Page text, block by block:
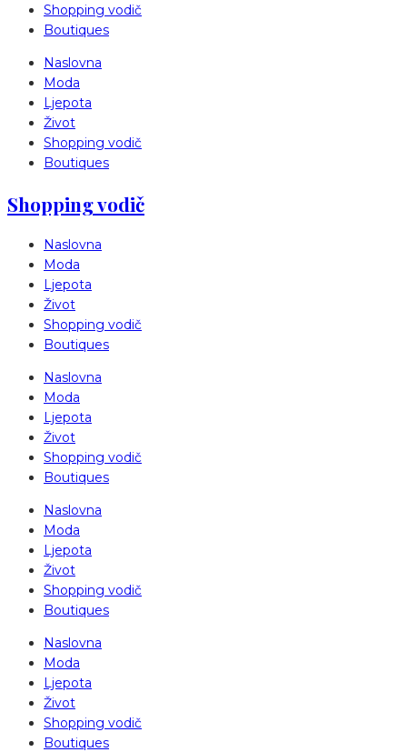
Shopping vodič
Boutiques
Naslovna
Moda
Ljepota
Život
Shopping vodič
Boutiques
Shopping vodič
Naslovna
Moda
Ljepota
Život
Shopping vodič
Boutiques
Naslovna
Moda
Ljepota
Život
Shopping vodič
Boutiques
Naslovna
Moda
Ljepota
Život
Shopping vodič
Boutiques
Naslovna
Moda
Ljepota
Život
Shopping vodič
Boutiques